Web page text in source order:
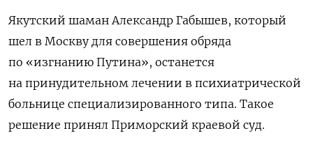
Якутский шаман Александр Габышев, который
шел в Москву для совершения обряда
по «изгнанию Путина», останется
на принудительном лечении в психиатрической
больнице специализированного типа. Такое
решение принял Приморский краевой суд.